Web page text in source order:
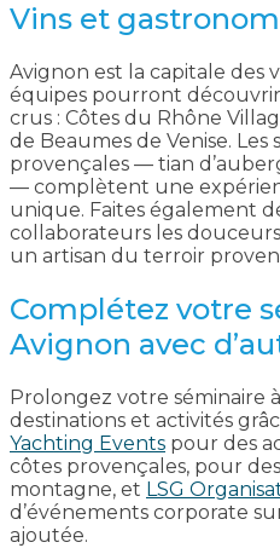
Vins et
Avignon est la capitale des
équipes pourront
crus : Côtes du Rhône
de Beaumes de Venise. Les
provençales — tian
— complètent une
unique. Faites également
collaborateurs les
un artisan du terroir
Complétez votre
Avignon avec
Prolongez votre séminaire
destinations et activités
Yachting Events pour des
côtes provençales, pour
montagne, et LSG
d’événements corporate
ajoutée.